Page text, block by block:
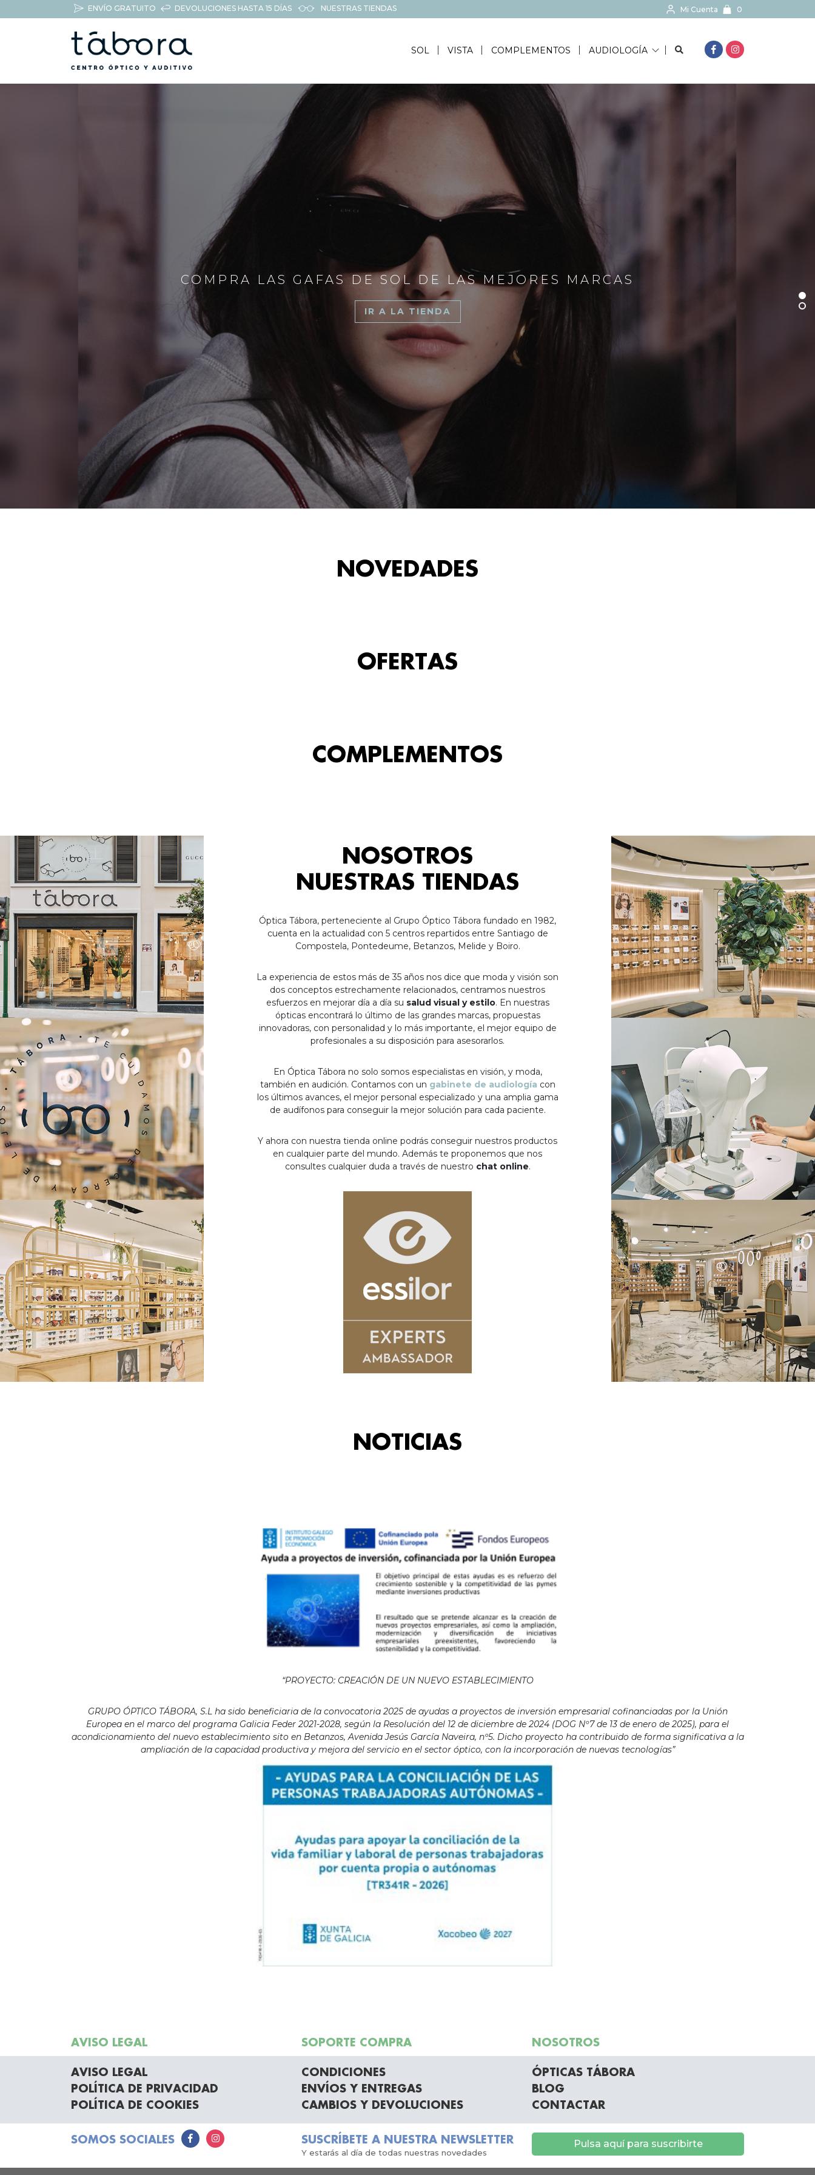
ENVÍO GRATUITO DEVOLUCIONES HASTA 15 DÍAS NUESTRAS TIENDAS Mi Cuenta 0
SOL VISTA COMPLEMENTOS AUDIOLOGÍA BUSCAR...
COMPRA LAS GAFAS DE SOL DE LAS MEJORES MARCAS
IR A LA TIENDA
NOVEDADES
OFERTAS
COMPLEMENTOS
NOSOTROS
NUESTRAS TIENDAS
Óptica Tábora, perteneciente al Grupo Óptico Tábora fundado en 1982,
cuenta en la actualidad con 5 centros repartidos entre Santiago de
Compostela, Pontedeume, Betanzos, Melide y Boiro.
La experiencia de estos más de 35 años nos dice que moda y visión son
dos conceptos estrechamente relacionados, centramos nuestros
esfuerzos en mejorar día a día su salud visual y estilo. En nuestras
ópticas encontrará lo último de las grandes marcas, propuestas
innovadoras, con personalidad y lo más importante, el mejor equipo de
profesionales a su disposición para asesorarlos.
En Óptica Tábora no solo somos especialistas en visión, y moda,
también en audición. Contamos con un gabinete de audiología con
los últimos avances, el mejor personal especializado y una amplia gama
de audífonos para conseguir la mejor solución para cada paciente.
Y ahora con nuestra tienda online podrás conseguir nuestros productos
en cualquier parte del mundo. Además te proponemos que nos
consultes cualquier duda a través de nuestro chat online.
NOTICIAS
“PROYECTO: CREACIÓN DE UN NUEVO ESTABLECIMIENTO
GRUPO ÓPTICO TÁBORA, S.L ha sido beneficiaria de la convocatoria 2025 de ayudas a proyectos de inversión empresarial cofinanciadas por la Unión
Europea en el marco del programa Galicia Feder 2021-2028, según la Resolución del 12 de diciembre de 2024 (DOG Nº7 de 13 de enero de 2025), para el
acondicionamiento del nuevo establecimiento sito en Betanzos, Avenida Jesús García Naveira, nº5. Dicho proyecto ha contribuido de forma significativa a la
ampliación de la capacidad productiva y mejora del servicio en el sector óptico, con la incorporación de nuevas tecnologías”
AVISO LEGAL SOPORTE COMPRA NOSOTROS
AVISO LEGAL
POLÍTICA DE PRIVACIDAD
POLÍTICA DE COOKIES
CONDICIONES
ENVÍOS Y ENTREGAS
CAMBIOS Y DEVOLUCIONES
ÓPTICAS TÁBORA
BLOG
CONTACTAR
SOMOS SOCIALES SUSCRÍBETE A NUESTRA NEWSLETTER
Y estarás al día de todas nuestras novedades
Pulsa aquí para suscribirte